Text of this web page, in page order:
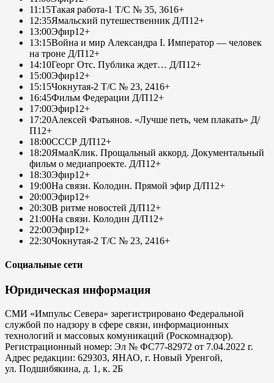
11:15Такая работа-1 Т/С № 35, 3616+
12:35Ямальский путешественник Д/П12+
13:00Эфир12+
13:15Война и мир Александра I. Император — человек
на троне Д/П12+
14:10Георг Отс. Публика ждет… Д/П12+
15:00Эфир12+
15:15Чокнутая-2 Т/С № 23, 2416+
16:45Фильм Федерации Д/П12+
17:00Эфир12+
17:20Алексей Фатьянов. «Лучше петь, чем плакать» Д/
П12+
18:00СССР Д/П12+
18:20ЯмалКлик. Прощальный аккорд. Документальный
фильм о медиапроекте. Д/П12+
18:30Эфир12+
19:00На связи. Колодин. Прямой эфир Д/П12+
20:00Эфир12+
20:30В ритме новостей Д/П12+
21:00На связи. Колодин Д/П12+
22:00Эфир12+
22:30Чокнутая-2 Т/С № 23, 2416+
Социальные сети
Юридическая информация
СМИ «Импульс Севера» зарегистрировано Федеральной
службой по надзору в сфере связи, информационных
технологий и массовых комуникаций (Роскомнадзор).
Регистрационный номер: Эл № ФС77-82972 от 7.04.2022 г.
Адрес редакции: 629303, ЯНАО, г. Новый Уренгой,
ул. Подшибякина, д. 1, к. 2Б